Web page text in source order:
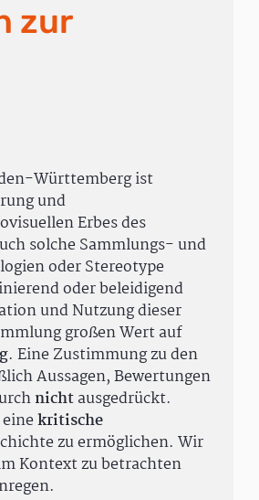
zur
Württemberg ist
und
Erbes des
solche Sammlungs- und
oder Stereotype
oder beleidigend
und Nutzung dieser
großen Wert auf
. Eine Zustimmung zu den
Aussagen, Bewertungen
nichtausgedrückt.
kritische
zu ermöglichen. Wir
Kontext zu betrachten